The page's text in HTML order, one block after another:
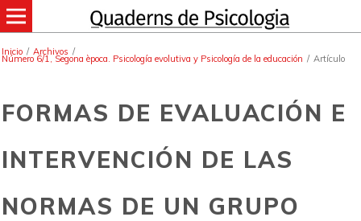
Inicio / Archivos /
Número 6/1, Segona època. Psicología evolutiva y Psicología de la educación / Artículo
FORMAS DE EVALUACIÓN E
INTERVENCIÓN DE LAS
NORMAS DE UN GRUPO